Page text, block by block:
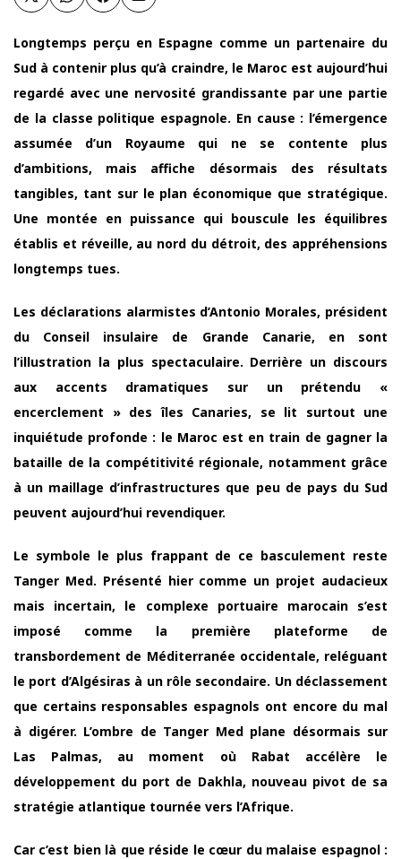
Longtemps perçu en Espagne comme un partenaire du
Sud à contenir plus qu’à craindre, le Maroc est aujourd’hui
regardé avec une nervosité grandissante par une partie
de la classe politique espagnole. En cause : l’émergence
assumée d’un Royaume qui ne se contente plus
d’ambitions, mais affiche désormais des résultats
tangibles, tant sur le plan économique que stratégique.
Une montée en puissance qui bouscule les équilibres
établis et réveille, au nord du détroit, des appréhensions
longtemps tues.
Les déclarations alarmistes d’Antonio Morales, président
du Conseil insulaire de Grande Canarie, en sont
l’illustration la plus spectaculaire. Derrière un discours
aux accents dramatiques sur un prétendu «
encerclement » des îles Canaries, se lit surtout une
inquiétude profonde : le Maroc est en train de gagner la
bataille de la compétitivité régionale, notamment grâce
à un maillage d’infrastructures que peu de pays du Sud
peuvent aujourd’hui revendiquer.
Le symbole le plus frappant de ce basculement reste
Tanger Med. Présenté hier comme un projet audacieux
mais incertain, le complexe portuaire marocain s’est
imposé comme la première plateforme de
transbordement de Méditerranée occidentale, reléguant
le port d’Algésiras à un rôle secondaire. Un déclassement
que certains responsables espagnols ont encore du mal
à digérer. L’ombre de Tanger Med plane désormais sur
Las Palmas, au moment où Rabat accélère le
développement du port de Dakhla, nouveau pivot de sa
stratégie atlantique tournée vers l’Afrique.
Car c’est bien là que réside le cœur du malaise espagnol :